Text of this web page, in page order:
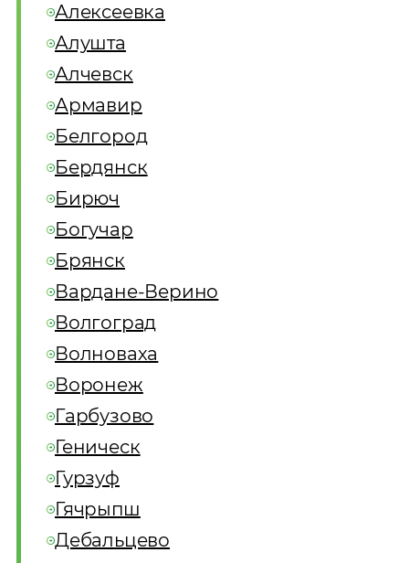
Алексеевка
Алушта
Алчевск
Армавир
Белгород
Бердянск
Бирюч
Богучар
Брянск
Вардане-Верино
Волгоград
Волноваха
Воронеж
Гарбузово
Геническ
Гурзуф
Гячрыпш
Дебальцево